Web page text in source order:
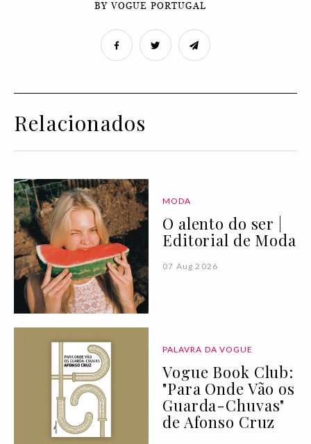
BY VOGUE PORTUGAL
Relacionados
MODA
O alento do ser |
Editorial de Moda
07 Aug 2026
PALAVRA DA VOGUE
Vogue Book Club:
"Para Onde Vão os
Guarda-Chuvas"
de Afonso Cruz